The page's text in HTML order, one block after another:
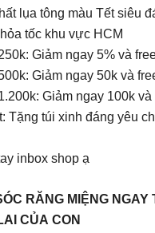
lụa tông màu Tết siêu
tốc khu vực HCM
Giảm ngay 5% và
Giảm ngay 50k và
Giảm ngay 100k
Tặng túi xinh đáng yêu
inbox shop ạ
RĂNG MIỆNG NGAY
CỦA CON